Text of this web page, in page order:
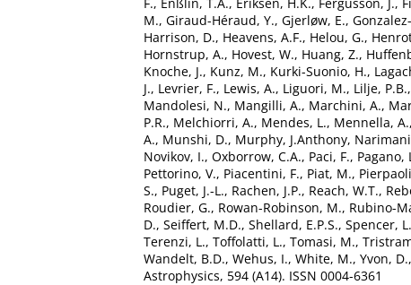
M., Giraud-Héraud, Y., Gjerløw, E.,
Harrison, D., Heavens, A.F., Helou, G.,
Hornstrup, A., Hovest, W., Huang, Z.,
Knoche, J., Kunz, M., Kurki-Suonio, H.,
J., Levrier, F., Lewis, A., Liguori, M., Lilje, P.B.,
Mandolesi, N., Mangilli, A., Marchini, A.,
P.R., Melchiorri, A., Mendes, L., Mennella, A.,
A., Munshi, D., Murphy, J.Anthony,
Novikov, I., Oxborrow, C.A., Paci, F., Pagano,
Pettorino, V., Piacentini, F., Piat, M.,
S., Puget, J.-L., Rachen, J.P., Reach, W.T.,
Roudier, G., Rowan-Robinson, M., Rubino-
D., Seiffert, M.D., Shellard, E.P.S., Spencer, L.
Terenzi, L., Toffolatti, L., Tomasi, M.,
Wandelt, B.D., Wehus, I., White, M., Yvon, D.,
Astrophysics, 594 (A14). ISSN 0004-6361